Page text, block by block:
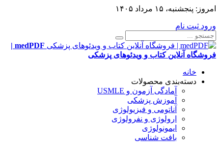
امروز: پنجشنبه، ۱۵ مرداد ۱۴۰۵
ورود ثبت نام
medPDF |
فروشگاه آنلاین کتاب و ویدئوهای پزشکی
خانه
دسته‌بندی محصولات
آمادگی آزمون و USMLE
آموزش پزشکی
آناتومی و فیزیولوژی
ارولوژی و نفرولوژی
ایمونولوژی
بافت شناسی